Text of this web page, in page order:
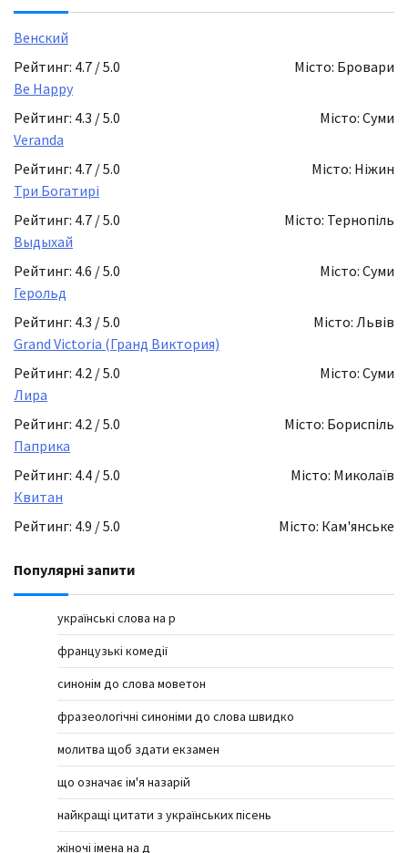
Венский
Рейтинг: 4.7 / 5.0
Місто: Бровари
Be Happy
Рейтинг: 4.3 / 5.0
Місто: Суми
Veranda
Рейтинг: 4.7 / 5.0
Місто: Ніжин
Три Богатирі
Рейтинг: 4.7 / 5.0
Місто: Тернопіль
Выдыхай
Рейтинг: 4.6 / 5.0
Місто: Суми
Герольд
Рейтинг: 4.3 / 5.0
Місто: Львів
Grand Victoria (Гранд Виктория)
Рейтинг: 4.2 / 5.0
Місто: Суми
Лира
Рейтинг: 4.2 / 5.0
Місто: Бориспіль
Паприка
Рейтинг: 4.4 / 5.0
Місто: Миколаїв
Квитан
Рейтинг: 4.9 / 5.0
Місто: Кам'янське
Популярні запити
українські слова на р
французькі комедії
синонім до слова моветон
фразеологічні синоніми до слова швидко
молитва щоб здати екзамен
що означає ім'я назарій
найкращі цитати з українських пісень
жіночі імена на д